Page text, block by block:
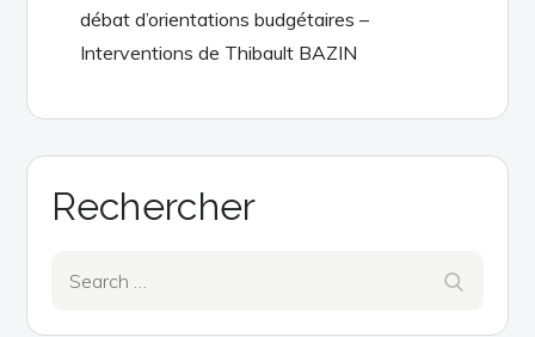
débat d’orientations budgétaires –
Interventions de Thibault BAZIN
Rechercher